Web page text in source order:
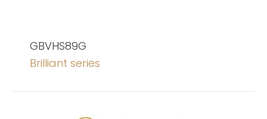
GBVHS89G
Brilliant series